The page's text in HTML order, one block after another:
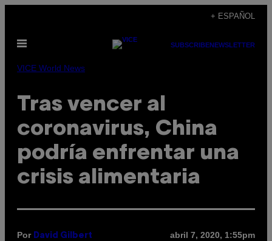
contenido
+ ESPAÑOL
Abrir
SUBSCRIBENEWSLETTER
VICE World News
Tras vencer al
coronavirus, China
podría enfrentar una
crisis alimentaria
Por David Gilbert abril 7, 2020, 1:55pm